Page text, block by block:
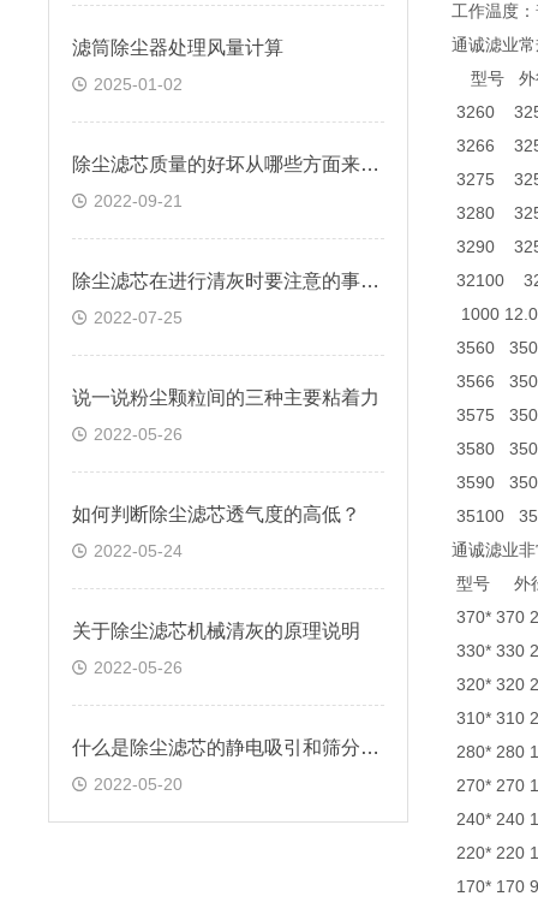
滤筒除尘器处理风量计算
2025-01-02
除尘滤芯质量的好坏从哪些方面来判断？
2022-09-21
除尘滤芯在进行清灰时要注意的事项有哪些
2022-07-25
说一说粉尘颗粒间的三种主要粘着力
2022-05-26
如何判断除尘滤芯透气度的高低？
2022-05-24
关于除尘滤芯机械清灰的原理说明
2022-05-26
什么是除尘滤芯的静电吸引和筛分效应
2022-05-20
工作温度
通诚滤业
型号 外
3260
3266
3275
3280
3290
32100
1000 12.0
3560
3566
3575
3580
3590
35100
通诚滤业
型号
370* 370
330* 330
320* 320
310* 310
280* 280
270* 270
240* 240
220* 220
170* 170